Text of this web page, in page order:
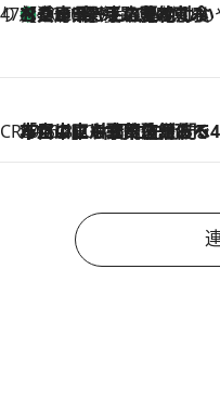
47都道府県の手みやげ ひんやりスイーツで夏を満喫
2026.8.8
【兵庫県】この夏絶対食べたい 冷やしておいしいおやつ3選 淡路島の恵みをジェラートに集約
CREA'S CHOICE
2026.8.7
「立川にも歌舞伎があるんだよ」 片岡仁左衛門・市川中車ら豪華座組みで4年目の立川立飛歌舞伎へ